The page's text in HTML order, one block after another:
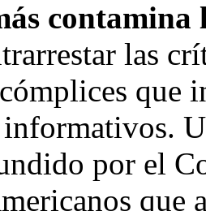
contamina
las
que
por el
que